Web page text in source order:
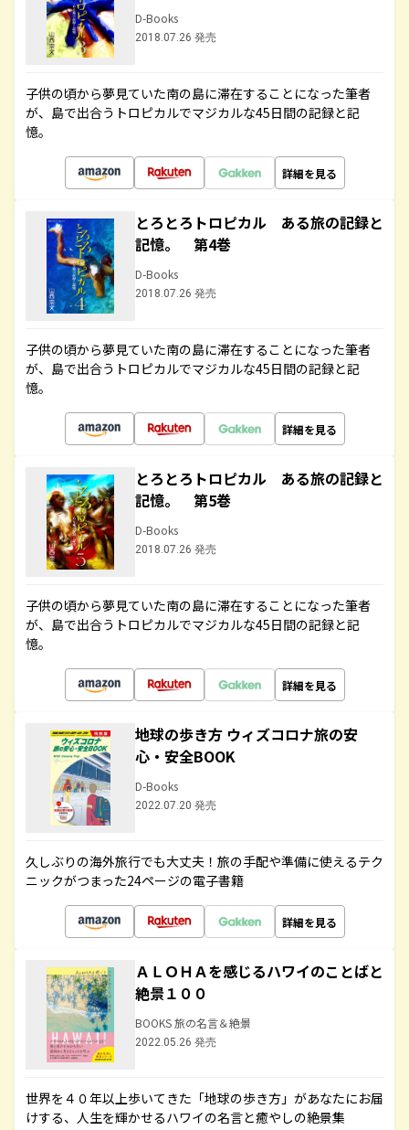
D-Books
2018.07.26 発売
子供の頃から夢見ていた南の島に滞在することになった筆者
が、島で出合うトロピカルでマジカルな45日間の記録と記
憶。
詳細を見る
とろとろトロピカル ある旅の記録と
記憶。 第4巻
D-Books
2018.07.26 発売
子供の頃から夢見ていた南の島に滞在することになった筆者
が、島で出合うトロピカルでマジカルな45日間の記録と記
憶。
詳細を見る
とろとろトロピカル ある旅の記録と
記憶。 第5巻
D-Books
2018.07.26 発売
子供の頃から夢見ていた南の島に滞在することになった筆者
が、島で出合うトロピカルでマジカルな45日間の記録と記
憶。
詳細を見る
地球の歩き方 ウィズコロナ旅の安
心・安全BOOK
D-Books
2022.07.20 発売
久しぶりの海外旅行でも大丈夫！旅の手配や準備に使えるテク
ニックがつまった24ページの電子書籍
詳細を見る
ＡＬＯＨＡを感じるハワイのことばと
絶景１００
BOOKS 旅の名言＆絶景
2022.05.26 発売
世界を４０年以上歩いてきた「地球の歩き方」があなたにお届
けする、人生を輝かせるハワイの名言と癒やしの絶景集